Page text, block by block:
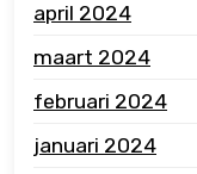
april 2024
maart 2024
februari 2024
januari 2024